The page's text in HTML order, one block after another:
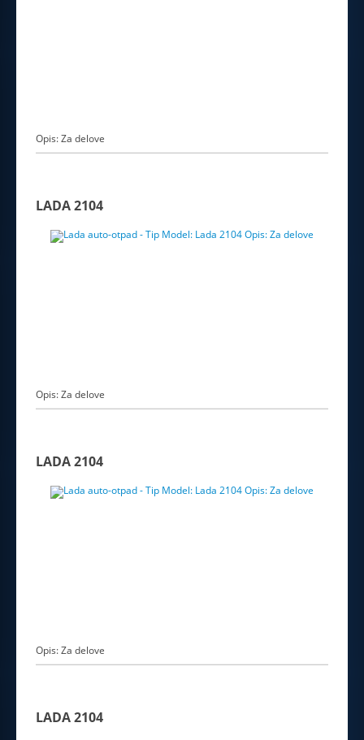
Opis: Za delove
LADA 2104
Opis: Za delove
LADA 2104
Opis: Za delove
LADA 2104